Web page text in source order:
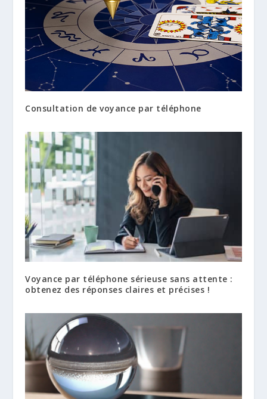
Consultation de voyance par téléphone
Voyance par téléphone sérieuse sans attente :
obtenez des réponses claires et précises !